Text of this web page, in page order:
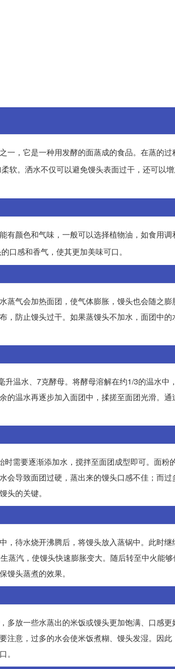
，它是一种用发酵的面蒸成的食品。在蒸的过
软。洒水不仅可以避免馒头表面过干，还可以
有颜色和气味，一般可以选择植物油，如食用调
口感和香气，使其更加美味可口。
蒸气会加热面团，使气体膨胀，馒头也会随之膨
，防止馒头过干。如果蒸馒头不加水，面团中的
温水、7克酵母。将酵母溶解在约1/3的温水中
的温水再逐步加入面团中，揉搓至面团光滑。通
需要逐渐添加水，搅拌至面团成型即可。面粉
会导致面团过硬，蒸出来的馒头口感不佳；而过
头的关键。
，待水烧开沸腾后，将馒头放入蒸锅中。此时继
蒸汽，使馒头快速膨胀变大。随后转至中火能
头蒸煮的效果。
多放一些水蒸出的米饭或馒头更加饱满、口感更
注意，过多的水会使米饭煮糊、馒头发湿。因此
。